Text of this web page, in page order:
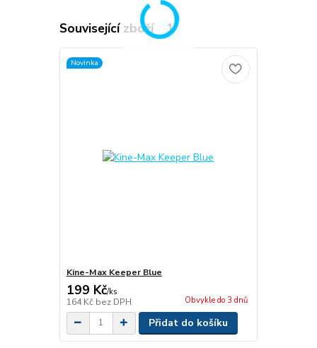
Související zboží 1
Novinka
Kine-Max Keeper Blue
199 Kč/ks
164 Kč bez DPH Obvykle do 3 dnů
Přidat do košíku